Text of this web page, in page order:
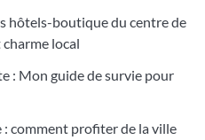
hôtels-boutique du centre de
local
: Mon guide de survie pour
: comment profiter de la ville